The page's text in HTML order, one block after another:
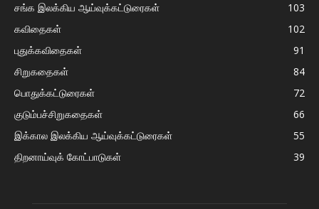
சங்க இலக்கிய ஆய்வுக்கட்டுரைகள்
103
கவிதைகள்
102
புதுக்கவிதைகள்
91
சிறுகதைகள்
84
பொதுக்கட்டுரைகள்
72
குடும்பச்சிறுகதைகள்
66
இக்கால இலக்கிய ஆய்வுக்கட்டுரைகள்
55
திறனாய்வுக் கோட்பாடுகள்
39